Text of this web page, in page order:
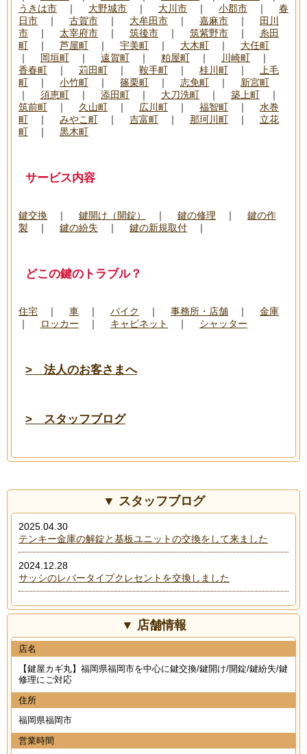
うきは市 ｜ 大野城市 ｜ 大川市 ｜ 小郡市 ｜ 春
日市 ｜ 古賀市 ｜ 大牟田市 ｜ 嘉麻市 ｜
田川
市 ｜ 太宰府市 ｜ 筑後市 ｜ 筑紫野市 ｜ 糸田
町 ｜ 芦屋町 ｜ 宇美町 ｜ 大木町 ｜ 大任町
｜ 岡垣町 ｜ 遠賀町 ｜ 粕屋町 ｜ 川崎町 ｜
香春町 ｜ 苅田町 ｜ 鞍手町 ｜ 桂川町 ｜
上毛
町 ｜ 小竹町 ｜ 篠栗町 ｜ 志免町 ｜ 新宮町
｜ 須恵町 ｜ 添田町 ｜ 大刀洗町 ｜ 築上町 ｜
筑前町 ｜ 久山町 ｜ 広川町 ｜ 福智町 ｜ 水巻
町 ｜ みやこ町 ｜ 吉富町 ｜ 那珂川町 ｜ 立花
町 ｜ 黒木町
サービス内容
鍵交換 ｜ 鍵開け（開錠） ｜ 鍵の修理 ｜ 鍵の作
製 ｜ 鍵の紛失 ｜ 鍵の新規取付 ｜
どこの鍵のトラブル？
住宅 ｜ 車 ｜ バイク ｜ 事務所・店舗 ｜ 金庫
｜
ロッカー ｜ キャビネット ｜ シャッター
> 法人のお客さまへ
> スタッフブログ
スタッフブログ
2025.04.30
テンキー金庫の解錠と基板ユニットの交換をして来ました
2024.12.28
サッシのレバータイプクレセントを交換しました
店舗情報
店名
【鍵屋カギ丸】福岡県福岡市を中心に鍵交換/鍵開け/開錠/鍵紛失/鍵
修理にご対応
住所
福岡県福岡市
営業時間